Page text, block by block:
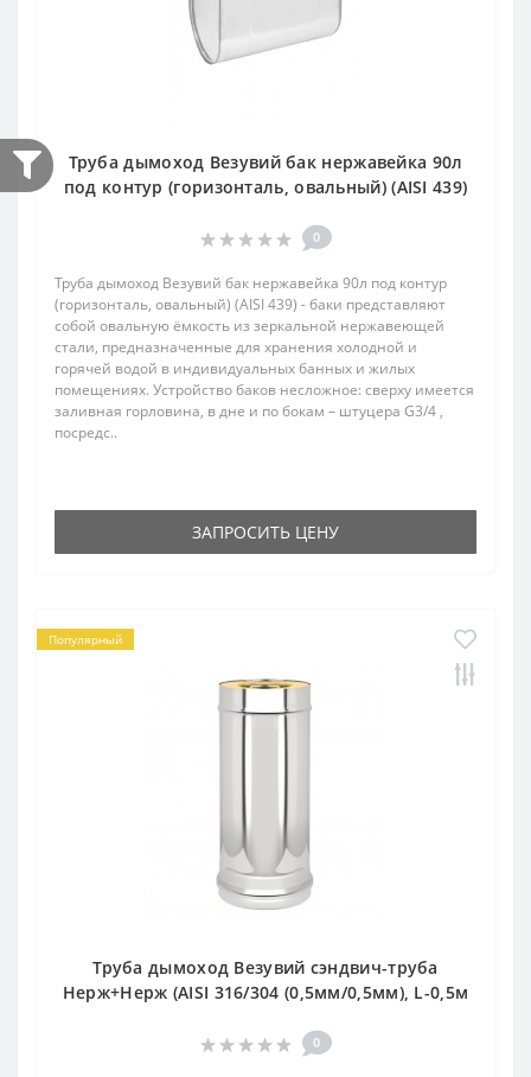
Труба дымоход Везувий бак нержавейка 90л
под контур (горизонталь, овальный) (AISI 439)
0
Труба дымоход Везувий бак нержавейка 90л под контур
(горизонталь, овальный) (AISI 439) - баки представляют
собой овальную ёмкость из зеркальной нержавеющей
стали, предназначенные для хранения холодной и
горячей водой в индивидуальных банных и жилых
помещениях. Устройство баков несложное: сверху имеется
заливная горловина, в дне и по бокам – штуцера G3/4 ,
посредс..
ЗАПРОСИТЬ ЦЕНУ
Популярный
Труба дымоход Везувий сэндвич-труба
Нерж+Нерж (AISI 316/304 (0,5мм/0,5мм), L-0,5м
0